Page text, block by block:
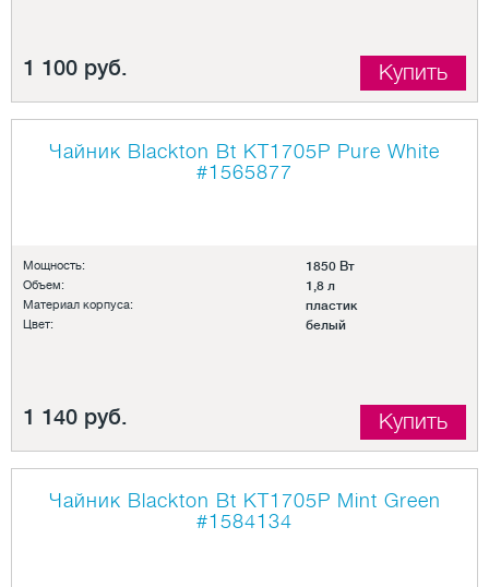
1 100 руб. Купить
Чайник Blackton Bt KT1705P Pure White
#1565877
Мощность: 1850 Вт
Объем: 1,8 л
Материал корпуса: пластик
Цвет: белый
1 140 руб. Купить
Чайник Blackton Bt KT1705P Mint Green
#1584134